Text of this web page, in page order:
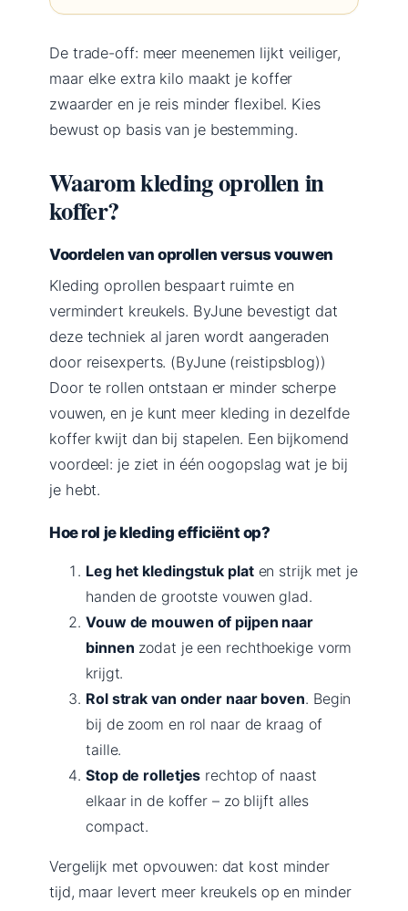
De trade-off: meer meenemen lijkt veiliger,
maar elke extra kilo maakt je koffer
zwaarder en je reis minder flexibel. Kies
bewust op basis van je bestemming.
Waarom kleding oprollen in
koffer?
Voordelen van oprollen versus vouwen
Kleding oprollen bespaart ruimte en
vermindert kreukels. ByJune bevestigt dat
deze techniek al jaren wordt aangeraden
door reisexperts. (ByJune (reistipsblog))
Door te rollen ontstaan er minder scherpe
vouwen, en je kunt meer kleding in dezelfde
koffer kwijt dan bij stapelen. Een bijkomend
voordeel: je ziet in één oogopslag wat je bij
je hebt.
Hoe rol je kleding efficiënt op?
Leg het kledingstuk platen strijk met je
handen de grootste vouwen glad.
Vouw de mouwen of pijpen naar
binnen zodat je een rechthoekige vorm
krijgt.
Rol strak van onder naar boven. Begin
bij de zoom en rol naar de kraag of
taille.
Stop de rolletjes rechtop of naast
elkaar in de koffer – zo blijft alles
compact.
Vergelijk met opvouwen: dat kost minder
tijd, maar levert meer kreukels op en minder